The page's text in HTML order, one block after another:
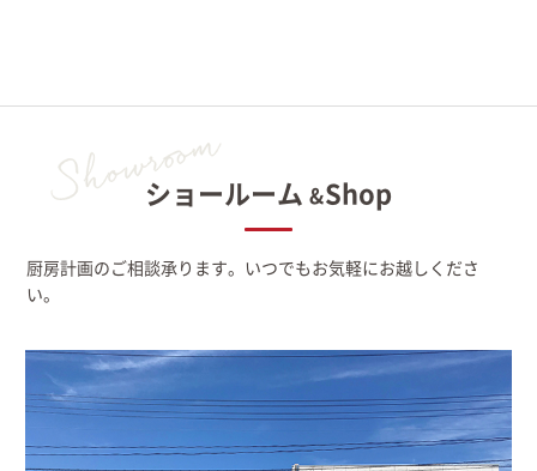
ショールーム &Shop
厨房計画のご相談承ります。いつでもお気軽にお越しくださ
い。